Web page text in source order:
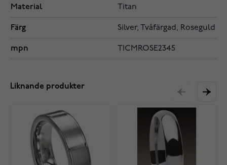
Material Titan
Färg Silver, Tvåfärgad, Roseguld
mpn TICMROSE2345
Liknande produkter